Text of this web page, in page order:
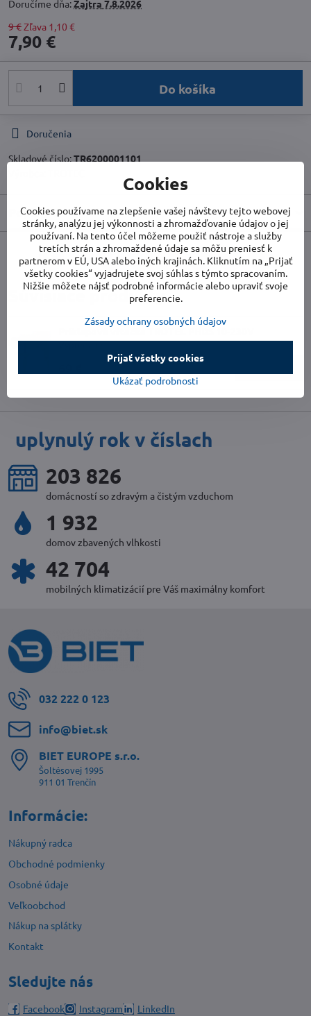
Doručíme dňa:Zajtra 7.8.2026
9 €Zľava 1,10 €
7,90 €
Do košíka
Doručenia
Skladové číslo:TR6200001101
Popis
FacebookTwitterBlueskyPinterestRedditLinkedInWhatsApp
E-
mail
Súvisiace produkty
Príklepová vŕtačka TROTEC PHDS 10-230V
Vypredané
uplynulý rok v číslach
221 550
domácností so zdravým a čistým vzduchom
2 100
domov zbavených vlhkosti
46 158
mobilných klimatizácií pre Váš maximálny komfort
032 222 0 123
info​@biet​.sk
BIET EUROPE s​.r​.o​.
Šoltésovej 1995
911 01 Trenčín
Informácie:
Nákupný radca
Obchodné podmienky
Osobné údaje
Veľkoobchod
Nákup na splátky
Kontakt
Sledujte nás
Facebook Instagram LinkedIn
Cookies
Cookies používame na zlepšenie vašej návštevy tejto webovej
stránky, analýzu jej výkonnosti a zhromažďovanie údajov o jej
používaní. Na tento účel môžeme použiť nástroje a služby
tretích strán a zhromaždené údaje sa môžu preniesť k
partnerom v EÚ, USA alebo iných krajinách. Kliknutím na „Prijať
všetky cookies“ vyjadrujete svoj súhlas s týmto spracovaním.
Nižšie môžete nájsť podrobné informácie alebo upraviť svoje
preferencie.
Zásady ochrany osobných údajov
Ukázať podrobnosti
Prijať všetky cookies